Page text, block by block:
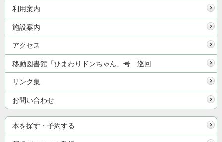
利用案内
施設案内
アクセス
移動図書館「ひまわりドンちゃん」号 巡回
リンク集
お問い合わせ
本を探す・予約する